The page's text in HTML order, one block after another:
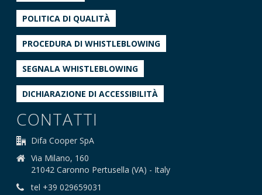
POLITICA DI QUALITÀ
PROCEDURA DI WHISTLEBLOWING
SEGNALA WHISTLEBLOWING
DICHIARAZIONE DI ACCESSIBILITÀ
CONTATTI
Difa Cooper SpA
Via Milano, 160
21042 Caronno Pertusella (VA) - Italy
tel +39 029659031